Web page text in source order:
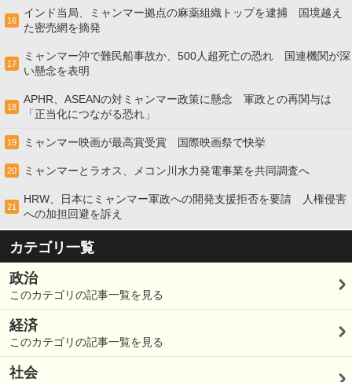
16
インド当局、ミャンマー拠点の麻薬組織トップを逮捕 国境越え
た密売網を摘発
17
ミャンマー沖で難民船事故か、500人超死亡の恐れ 国連機関が深
い懸念を表明
18
APHR、ASEANの対ミャンマー政策に懸念 軍政との再関与は
「正当化につながる恐れ」
19 ミャンマー映画が最高賞受賞 国際映画祭で快挙
20 ミャンマーとラオス、メコン川水力発電事業を共同調査へ
21
HRW、日本にミャンマー軍政への開発支援拒否を要請 人権侵害
への加担回避を訴え
カテゴリ一覧
政治
このカテゴリの記事一覧を見る
経済
このカテゴリの記事一覧を見る
社会